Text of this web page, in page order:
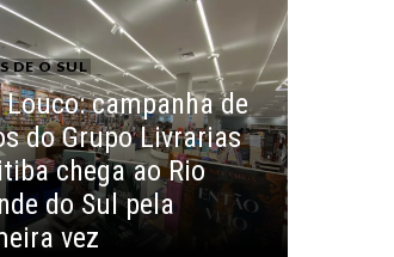
DE O SUL
Louco: campanha de
do Grupo Livrarias
chega ao Rio
do Sul pela
vez